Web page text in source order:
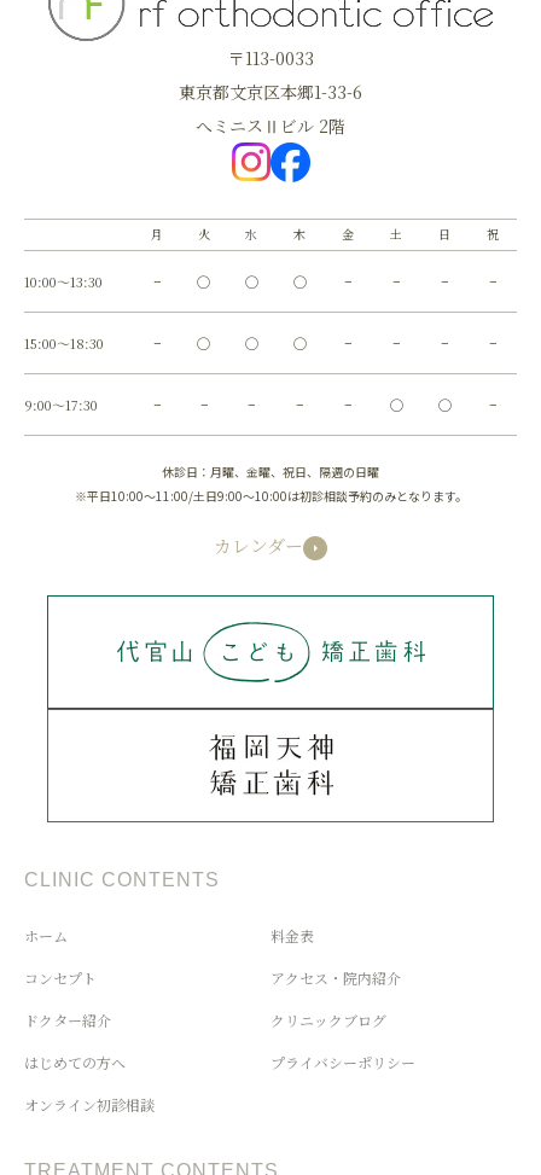
〒113-0033
東京都文京区本郷1-33-6
へミニスⅡビル 2階
月 火 水 木 金 土 日 祝
10:00～13:30 − ◯ ◯ ◯ − − − −
15:00～18:30 − ◯ ◯ ◯ − − − −
9:00～17:30 − − − − − ◯ ◯ −
休診日：月曜、金曜、祝日、隔週の日曜
※平日10:00～11:00/土日9:00～10:00は初診相談予約のみとなります。
カレンダー
CLINIC CONTENTS
ホーム
コンセプト
ドクター紹介
はじめての方へ
オンライン初診相談
料金表
アクセス・院内紹介
クリニックブログ
プライバシーポリシー
TREATMENT CONTENTS